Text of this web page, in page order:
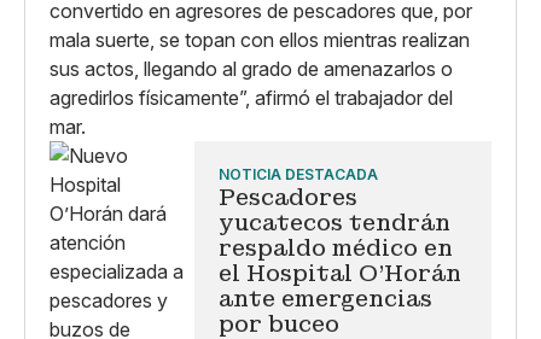
convertido en agresores de pescadores que, por
mala suerte, se topan con ellos mientras realizan
sus actos, llegando al grado de amenazarlos o
agredirlos físicamente”, afirmó el trabajador del
mar.
NOTICIA DESTACADA
Pescadores
yucatecos tendrán
respaldo médico en
el Hospital O'Horán
ante emergencias
por buceo